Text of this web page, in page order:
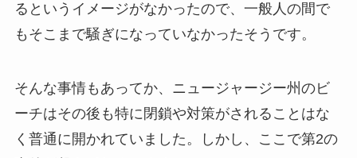
るというイメージがなかったので、一般人の間で
もそこまで騒ぎになっていなかったそうです。
そんな事情もあってか、ニュージャージー州のビ
ーチはその後も特に閉鎖や対策がされることはな
く普通に開かれていました。しかし、ここで第2の